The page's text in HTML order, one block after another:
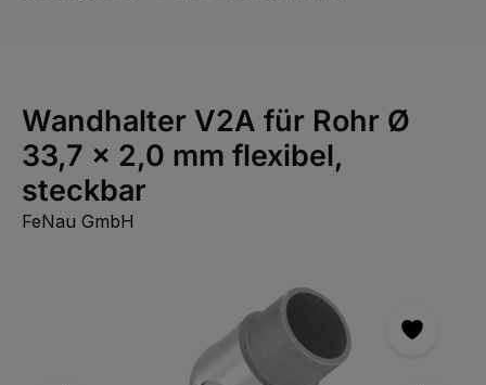
Wandhalter V2A für Rohr Ø
33,7 x 2,0 mm flexibel,
steckbar
FeNau GmbH